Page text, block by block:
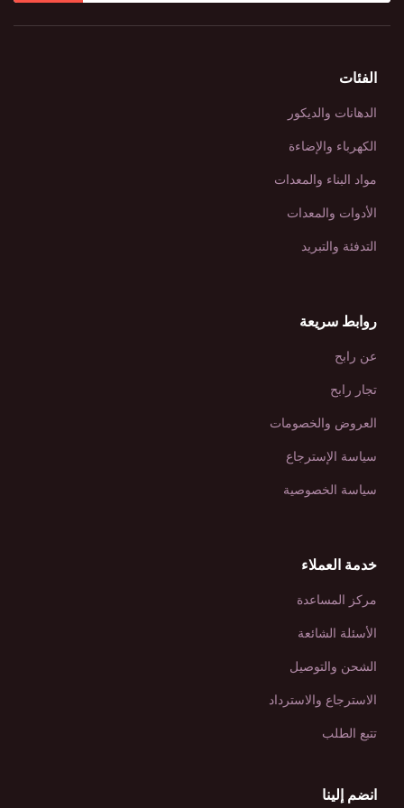
الفئات
الدهانات والديكور
الكهرباء والإضاءة
مواد البناء والمعدات
الأدوات والمعدات
التدفئة والتبريد
روابط سريعة
عن رابح
تجار رابح
العروض والخصومات
سياسة الإسترجاع
سياسة الخصوصية
خدمة العملاء
مركز المساعدة
الأسئلة الشائعة
الشحن والتوصيل
الاسترجاع والاسترداد
تتبع الطلب
انضم إلينا